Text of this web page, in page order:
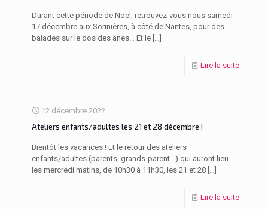
Durant cette période de Noël, retrouvez-vous nous samedi
17 décembre aux Sorinières, à côté de Nantes, pour des
balades sur le dos des ânes… Et le […]
Lire la suite
12 décembre 2022
Ateliers enfants/adultes les 21 et 28 décembre !
Bientôt les vacances ! Et le retour des ateliers
enfants/adultes (parents, grands-parent…) qui auront lieu
les mercredi matins, de 10h30 à 11h30, les 21 et 28 […]
Lire la suite